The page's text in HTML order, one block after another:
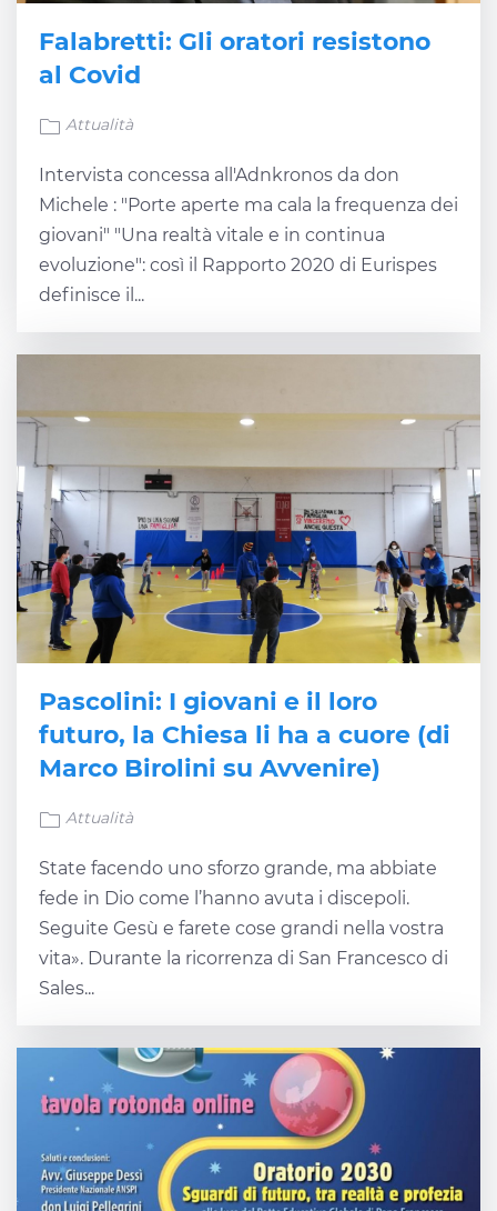
Falabretti: Gli oratori resistono
al Covid
Attualità
Intervista concessa all'Adnkronos da don
Michele : "Porte aperte ma cala la frequenza dei
giovani" "Una realtà vitale e in continua
evoluzione": così il Rapporto 2020 di Eurispes
definisce il...
Pascolini: I giovani e il loro
futuro, la Chiesa li ha a cuore (di
Marco Birolini su Avvenire)
Attualità
State facendo uno sforzo grande, ma abbiate
fede in Dio come l’hanno avuta i discepoli.
Seguite Gesù e farete cose grandi nella vostra
vita». Durante la ricorrenza di San Francesco di
Sales...